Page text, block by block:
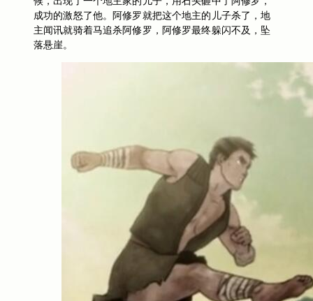
成功的激怒了他。阿修罗就把这个地主的儿子杀了，地
主闻讯就骑着马追杀阿修罗，阿修罗最终躲闪不及，坠
落悬崖。